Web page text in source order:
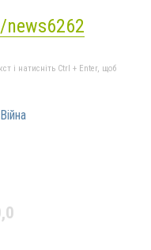
і натисніть Ctrl + Enter, щоб